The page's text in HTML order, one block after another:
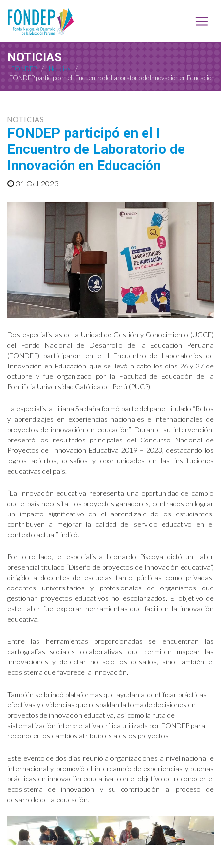
NOTICIAS
FONDEP / Noticias
/
FONDEP participó en el I Encuentro de Laboratorio de Innovación en Educación
NOTICIAS
FONDEP participó en el I
Encuentro de Laboratorio de
Innovación en Educación
31 Oct 2023
Dos especialistas de la Unidad de Gestión y Conocimiento (UGCE)
del Fondo Nacional de Desarrollo de la Educación Peruana
(FONDEP) participaron en el I Encuentro de Laboratorios de
Innovación en Educación, que se llevó a cabo los días 26 y 27 de
octubre y fue organizado por la Facultad de Educación de la
Pontificia Universidad Católica del Perú (PUCP).
La especialista Liliana Saldaña formó parte del panel titulado “Retos
y aprendizajes en experiencias nacionales e internacionales de
proyectos de innovación en educación”. Durante su intervención,
presentó los resultados principales del Concurso Nacional de
Proyectos de Innovación Educativa 2019 – 2023, destacando los
logros aciertos, desafíos y oportunidades en las instituciones
educativas del país.
“La innovación educativa representa una oportunidad de cambio
que el país necesita. Los proyectos ganadores, centrados en lograr
un impacto significativo en el aprendizaje de los estudiantes,
contribuyen a mejorar la calidad del servicio educativo en el
contexto actual”, indicó.
Por otro lado, el especialista Leonardo Piscoya dictó un taller
presencial titulado “Diseño de proyectos de Innovación educativa”,
dirigido a docentes de escuelas tanto públicas como privadas,
docentes universitarios y profesionales de organismos que
gestionan proyectos educativos no escolarizados. El objetivo de
este taller fue explorar herramientas que faciliten la innovación
educativa.
Entre las herramientas proporcionadas se encuentran las
cartografías sociales colaborativas, que permiten mapear las
innovaciones y detectar no solo los desafíos, sino también el
ecosistema que favorece la innovación.
También se brindó plataformas que ayudan a identificar prácticas
efectivas y evidencias que respaldan la toma de decisiones en
proyectos de innovación educativa, así como la ruta de
sistematización interpretativa crítica utilizada por FONDEP para
reconocer los cambios atribuibles a estos proyectos
Este evento de dos días reunió a organizaciones a nivel nacional e
internacional y promovió el intercambio de experiencias y buenas
prácticas en innovación educativa, con el objetivo de reconocer el
ecosistema de innovación y su contribución al proceso de
desarrollo de la educación.